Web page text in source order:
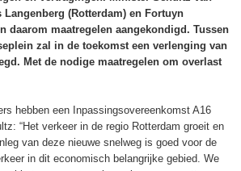
Langenberg (Rotterdam) en Fortuyn
daarom maatregelen aangekondigd. Tussen
zal in de toekomst een verlenging van
Met de nodige maatregelen om overlast
hebben een Inpassingsovereenkomst A16
“Het verkeer in de regio Rotterdam groeit en
van deze nieuwe snelweg is goed voor de
in dit economisch belangrijke gebied. We